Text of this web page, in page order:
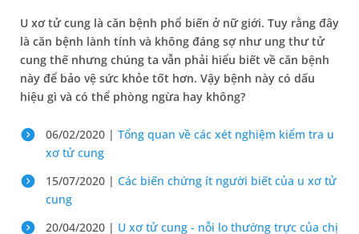
U xơ tử cung là căn bệnh phổ biến ở nữ giới. Tuy rằng đây
là căn bệnh lành tính và không đáng sợ như ung thư tử
cung thế nhưng chúng ta vẫn phải hiểu biết về căn bệnh
này để bảo vệ sức khỏe tốt hơn. Vậy bệnh này có dấu
hiệu gì và có thể phòng ngừa hay không?
06/02/2020 | Tổng quan về các xét nghiệm kiểm tra u
xơ tử cung
15/07/2020 | Các biến chứng ít người biết của u xơ tử
cung
20/04/2020 | U xơ tử cung - nỗi lo thường trực của chị